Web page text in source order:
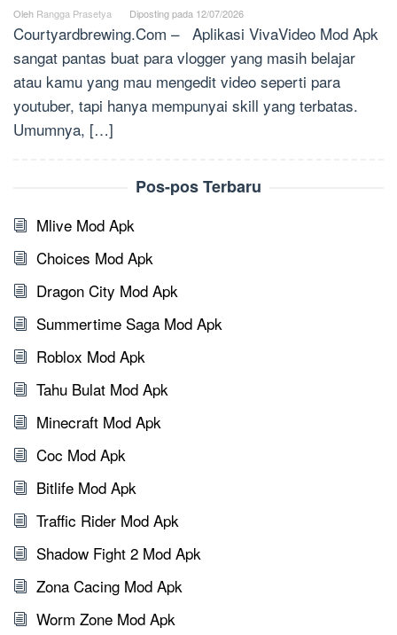
Oleh Rangga Prasetya Diposting pada 12/07/2026
Courtyardbrewing.Com – Aplikasi VivaVideo Mod Apk
sangat pantas buat para vlogger yang masih belajar
atau kamu yang mau mengedit video seperti para
youtuber, tapi hanya mempunyai skill yang terbatas.
Umumnya, […]
Pos-pos Terbaru
Mlive Mod Apk
Choices Mod Apk
Dragon City Mod Apk
Summertime Saga Mod Apk
Roblox Mod Apk
Tahu Bulat Mod Apk
Minecraft Mod Apk
Coc Mod Apk
Bitlife Mod Apk
Traffic Rider Mod Apk
Shadow Fight 2 Mod Apk
Zona Cacing Mod Apk
Worm Zone Mod Apk